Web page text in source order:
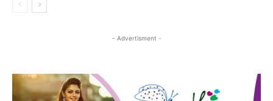
- Advertisment -